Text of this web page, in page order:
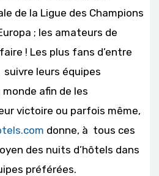
de la Ligue des Champions
; les amateurs de
! Les plus fans d’entre
leurs équipes
afin de les
victoire ou parfois même,
donne, à tous ces
des nuits d’hôtels dans
préférées.